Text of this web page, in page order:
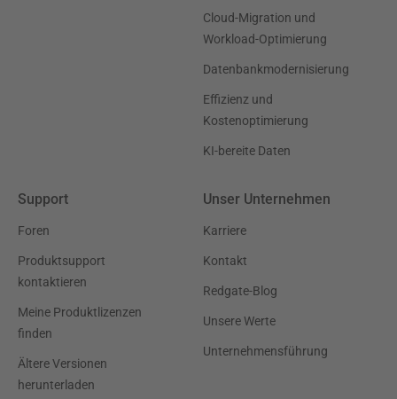
Cloud-Migration und
Workload-Optimierung
Datenbankmodernisierung
Effizienz und
Kostenoptimierung
KI-bereite Daten
Support
Foren
Produktsupport
kontaktieren
Meine Produktlizenzen
finden
Ältere Versionen
herunterladen
Unser Unternehmen
Karriere
Kontakt
Redgate-Blog
Unsere Werte
Unternehmensführung